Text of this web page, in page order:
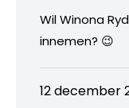
Wil Winona
innemen? 😉
12 december